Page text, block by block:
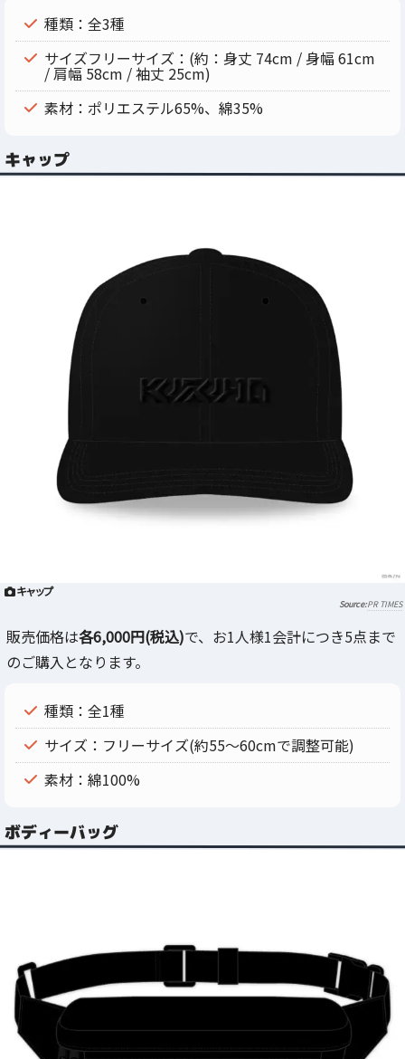
種類：全3種
サイズフリーサイズ：(約：身丈 74cm / 身幅 61cm
/ 肩幅 58cm / 袖丈 25cm)
素材：ポリエステル65%、綿35%
キャップ
キャップ
PR TIMES
販売価格は各6,000円(税込)で、お1人様1会計につき5点まで
のご購入となります。
種類：全1種
サイズ：フリーサイズ(約55～60cmで調整可能)
素材：綿100%
ボディーバッグ